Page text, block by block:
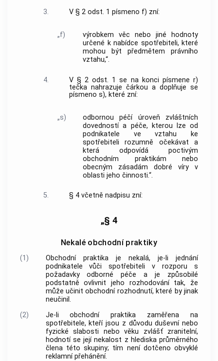
3.
V § 2 odst. 1 písmeno f) zní:
„f)
výrobkem věc nebo jiné hodnoty
určené k nabídce spotřebiteli, které
mohou být předmětem právního
vztahu,“.
4.
V § 2 odst. 1 se na konci písmene r)
tečka nahrazuje čárkou a doplňuje se
písmeno s), které zní:
„s)
odbornou péčí úroveň zvláštních
dovedností a péče, kterou lze od
podnikatele ve vztahu ke
spotřebiteli rozumně očekávat a
která odpovídá poctivým
obchodním praktikám nebo
obecným zásadám dobré víry v
oblasti jeho činnosti.“.
5. § 4 včetně nadpisu zní:
„§ 4
Nekalé obchodní praktiky
(1)
Obchodní praktika je nekalá, je-li jednání
podnikatele vůči spotřebiteli v rozporu s
požadavky odborné péče a je způsobilé
podstatně ovlivnit jeho rozhodování tak, že
může učinit obchodní rozhodnutí, které by jinak
neučinil.
(2)
Je-li obchodní praktika zaměřena na
spotřebitele, kteří jsou z důvodu duševní nebo
fyzické slabosti nebo věku zvlášť zranitelní,
hodnotí se její nekalost z hlediska průměrného
člena této skupiny; tím není dotčeno obvyklé
reklamní přehánění.